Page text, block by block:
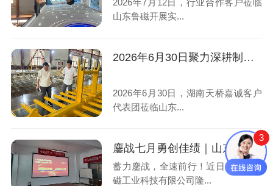
2026年7月12日，行业合作客户莅临
山东鲁磁开展实...
2026年6月30日聚力深耕制造业！山东鲁磁喜迎湖南天桥嘉诚客户到访，双向赋能共赢发展
2026年6月30日，湖南天桥嘉诚客户
代表团莅临山东...
鏖战七月勇创佳绩｜山东鲁磁2026年7月营销启动大会圆满召开
蓄力鏖战，全速前行！近日，山东鲁
磁工业科技有限公司隆...
3